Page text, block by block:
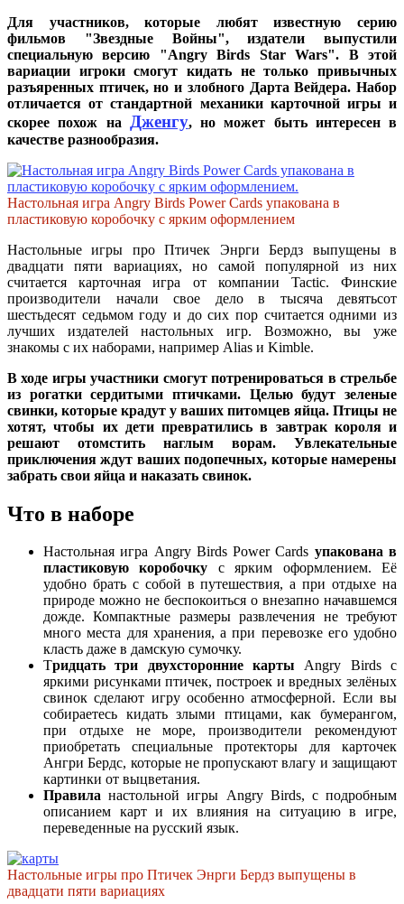
Для участников, которые любят известную серию
фильмов "Звездные Войны", издатели выпустили
специальную версию "Angry Birds Star Wars". В этой
вариации игроки смогут кидать не только привычных
разъяренных птичек, но и злобного Дарта Вейдера. Набор
отличается от стандартной механики карточной игры и
скорее похож на
Дженгу, но может быть интересен в
качестве разнообразия.
Настольная игра Angry Birds Power Cards упакована в
пластиковую коробочку с ярким оформлением
Настольные игры про Птичек Энрги Бердз выпущены в
двадцати пяти вариациях, но самой популярной из них
считается карточная игра от компании Tactic. Финские
производители начали свое дело в тысяча девятьсот
шестьдесят седьмом году и до сих пор считается одними из
лучших издателей настольных игр. Возможно, вы уже
знакомы с их наборами, например Alias и Kimble.
В ходе игры участники смогут потренироваться в стрельбе
из рогатки сердитыми птичками. Целью будут зеленые
свинки, которые крадут у ваших питомцев яйца. Птицы не
хотят, чтобы их дети превратились в завтрак короля и
решают отомстить наглым ворам. Увлекательные
приключения ждут ваших подопечных, которые намерены
забрать свои яйца и наказать свинок.
Что в наборе
Настольная игра Angry Birds Power Cards упакована в
пластиковую коробочку с ярким оформлением. Её
удобно брать с собой в путешествия, а при отдыхе на
природе можно не беспокоиться о внезапно начавшемся
дожде. Компактные размеры развлечения не требуют
много места для хранения, а при перевозке его удобно
класть даже в дамскую сумочку.
Тридцать три двухсторонние карты Angry Birds с
яркими рисунками птичек, построек и вредных зелёных
свинок сделают игру особенно атмосферной. Если вы
собираетесь кидать злыми птицами, как бумерангом,
при отдыхе не море, производители рекомендуют
приобретать специальные протекторы для карточек
Ангри Бердс, которые не пропускают влагу и защищают
картинки от выцветания.
Правила настольной игры Angry Birds, с подробным
описанием карт и их влияния на ситуацию в игре,
переведенные на русский язык.
Настольные игры про Птичек Энрги Бердз выпущены в
двадцати пяти вариациях